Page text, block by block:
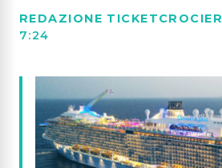
REDAZIONE
7:24